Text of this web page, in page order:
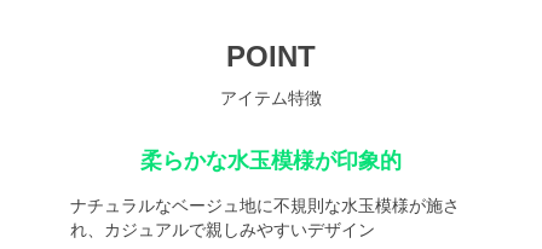
POINT
アイテム特徴
柔らかな水玉模様が印象的
ナチュラルなベージュ地に不規則な水玉模様が施さ
れ、カジュアルで親しみやすいデザイン